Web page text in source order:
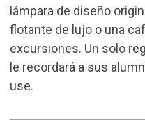
lámpara de diseño
flotante de lujo o una
excursiones. Un solo
le recordará a sus
use.